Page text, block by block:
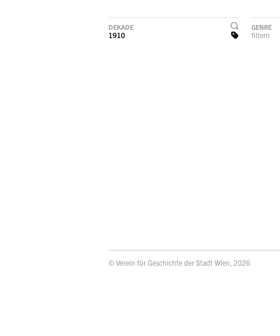
DEKADE
1910
GENRE
filtern
© Verein für Geschichte der Stadt Wien, 2026